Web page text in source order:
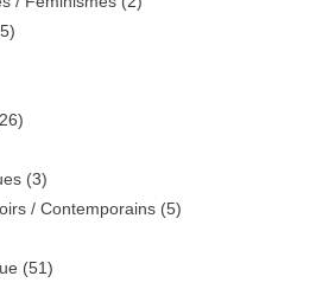
(3)
/ Contemporains(5)
(51)